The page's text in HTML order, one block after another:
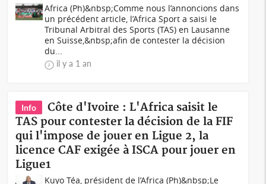
Africa (Ph)&nbsp;Comme nous l’annoncions dans
un précédent article, l’Africa Sport a saisi le
Tribunal Arbitral des Sports (TAS) en Lausanne
en Suisse,&nbsp;afin de contester la décision
du...
il y a 1 an
Info
Côte d'Ivoire : L'Africa saisit le
TAS pour contester la décision de la FIF
qui l'impose de jouer en Ligue 2, la
licence CAF exigée à ISCA pour jouer en
Ligue1
Kuyo Téa, président de l’Africa (Ph)&nbsp;Le